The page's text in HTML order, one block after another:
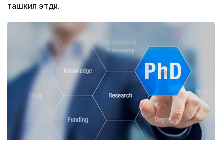
ташкил этди.